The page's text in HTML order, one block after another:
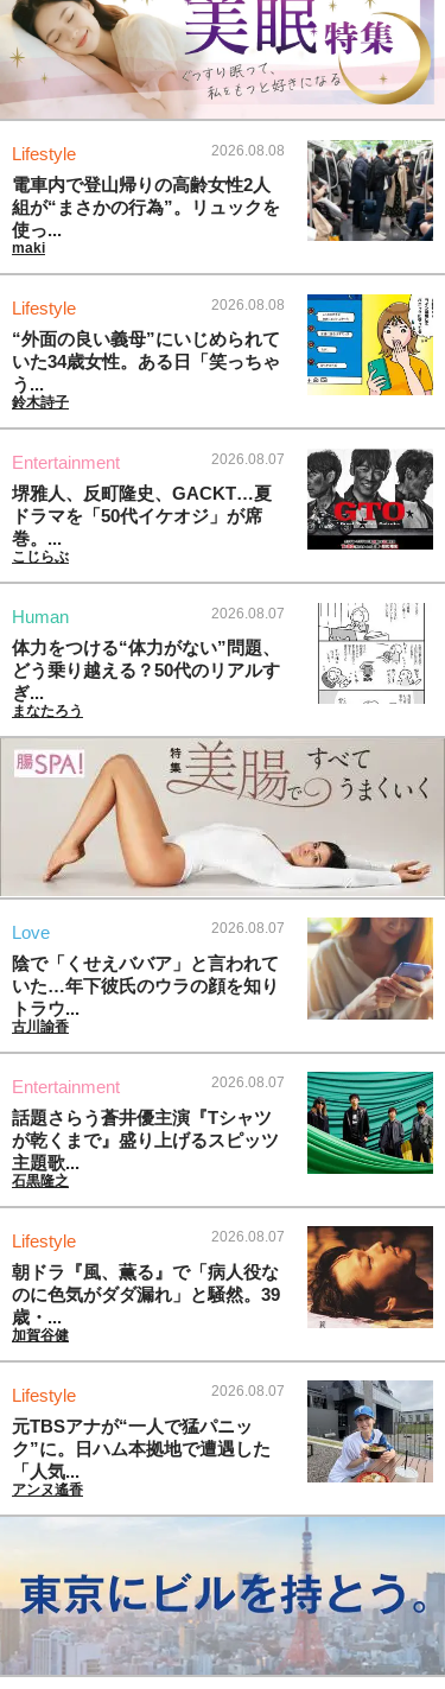
Lifestyle 2026.08.08
電車内で登山帰りの高齢女性2人
組が“まさかの行為”。リュックを
使っ...
maki
Lifestyle 2026.08.08
“外面の良い義母”にいじめられて
いた34歳女性。ある日「笑っちゃ
う...
鈴木詩子
Entertainment 2026.08.07
堺雅人、反町隆史、GACKT…夏
ドラマを「50代イケオジ」が席
巻。...
こじらぶ
Human 2026.08.07
体力をつける“体力がない”問題、
どう乗り越える？50代のリアルす
ぎ...
まなたろう
Love 2026.08.07
陰で「くせえババア」と言われて
いた…年下彼氏のウラの顔を知り
トラウ...
古川諭香
Entertainment 2026.08.07
話題さらう蒼井優主演『Tシャツ
が乾くまで』盛り上げるスピッツ
主題歌...
石黒隆之
Lifestyle 2026.08.07
朝ドラ『風、薫る』で「病人役な
のに色気がダダ漏れ」と騒然。39
歳・...
加賀谷健
Lifestyle 2026.08.07
元TBSアナが“一人で猛パニッ
ク”に。日ハム本拠地で遭遇した
「人気...
アンヌ遙香